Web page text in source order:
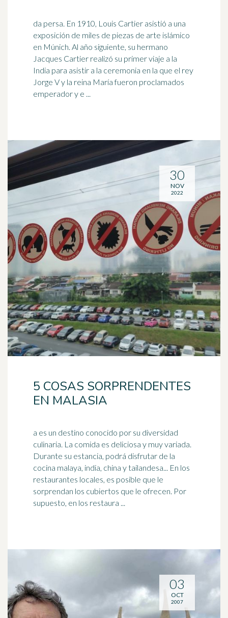
da persa. En 1910, Louis Cartier asistió a una
exposición de miles de piezas de arte islámico
en Múnich. Al año siguiente, su hermano
Jacques Cartier realizó su primer viaje a la
India para asistir a la ceremonia en la que el rey
Jorge V y la reina María fueron proclamados
emperador y e ...
5 COSAS SORPRENDENTES
EN MALASIA
a es un destino conocido por su diversidad
culinaria. La comida es deliciosa y muy variada.
Durante su estancia, podrá disfrutar de la
cocina malaya, india, china y tailandesa... En los
restaurantes locales, es posible que le
sorprendan los cubiertos que le ofrecen. Por
supuesto, en los restaura ...
30
NOV
2022
03
OCT
2007